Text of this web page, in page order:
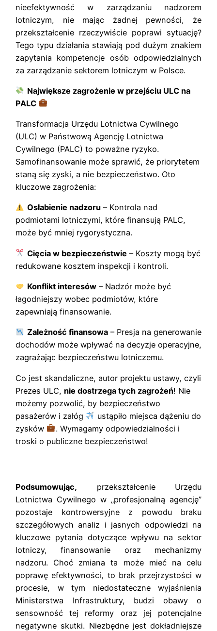
nieefektywność w zarządzaniu nadzorem
lotniczym, nie mając żadnej pewności, że
przekształcenie rzeczywiście poprawi sytuację?
Tego typu działania stawiają pod dużym znakiem
zapytania kompetencje osób odpowiedzialnych
za zarządzanie sektorem lotniczym w Polsce.
Największe zagrożenie w przejściu ULC na
PALC
Transformacja Urzędu Lotnictwa Cywilnego
(ULC) w Państwową Agencję Lotnictwa
Cywilnego (PALC) to poważne ryzyko.
Samofinansowanie może sprawić, że priorytetem
staną się zyski, a nie bezpieczeństwo. Oto
kluczowe zagrożenia:
Osłabienie nadzoru– Kontrola nad
podmiotami lotniczymi, które finansują PALC,
może być mniej rygorystyczna.
Cięcia w bezpieczeństwie – Koszty mogą być
redukowane kosztem inspekcji i kontroli.
Konflikt interesów– Nadzór może być
łagodniejszy wobec podmiotów, które
zapewniają finansowanie.
Zależność finansowa– Presja na generowanie
dochodów może wpływać na decyzje operacyjne,
zagrażając bezpieczeństwu lotniczemu.
Co jest skandaliczne, autor projektu ustawy, czyli
Prezes ULC, nie dostrzega tych zagrożeń! Nie
możemy pozwolić, by bezpieczeństwo
pasażerów i załóg
ustąpiło miejsca dążeniu do
zysków
. Wymagamy odpowiedzialności i
troski o publiczne bezpieczeństwo!
Podsumowując, przekształcenie Urzędu
Lotnictwa Cywilnego w „profesjonalną agencję”
pozostaje kontrowersyjne z powodu braku
szczegółowych analiz i jasnych odpowiedzi na
kluczowe pytania dotyczące wpływu na sektor
lotniczy, finansowanie oraz mechanizmy
nadzoru. Choć zmiana ta może mieć na celu
poprawę efektywności, to brak przejrzystości w
procesie, w tym niedostateczne wyjaśnienia
Ministerstwa Infrastruktury, budzi obawy o
sensowność tej reformy oraz jej potencjalne
negatywne skutki. Niezbędne jest dokładniejsze